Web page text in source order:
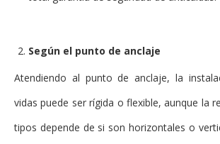
Según el punto de anclaje
Atendiendo al punto de anclaje, la
vidas puede ser rígida o flexible, aunque la
tipos depende de si son horizontales o